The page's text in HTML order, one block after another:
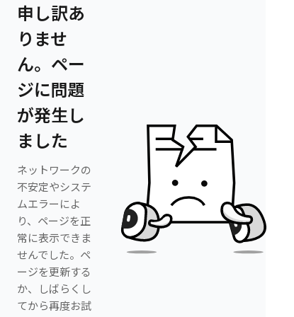
申し訳あ
りませ
ん。ペー
ジに問題
が発生し
ました
ネットワークの
不安定やシステ
ムエラーによ
り、ページを正
常に表示できま
せんでした。ペ
ージを更新する
か、しばらくし
てから再度お試